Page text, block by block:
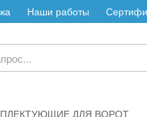
Наши работы
ДЛЯ ВОРОТ